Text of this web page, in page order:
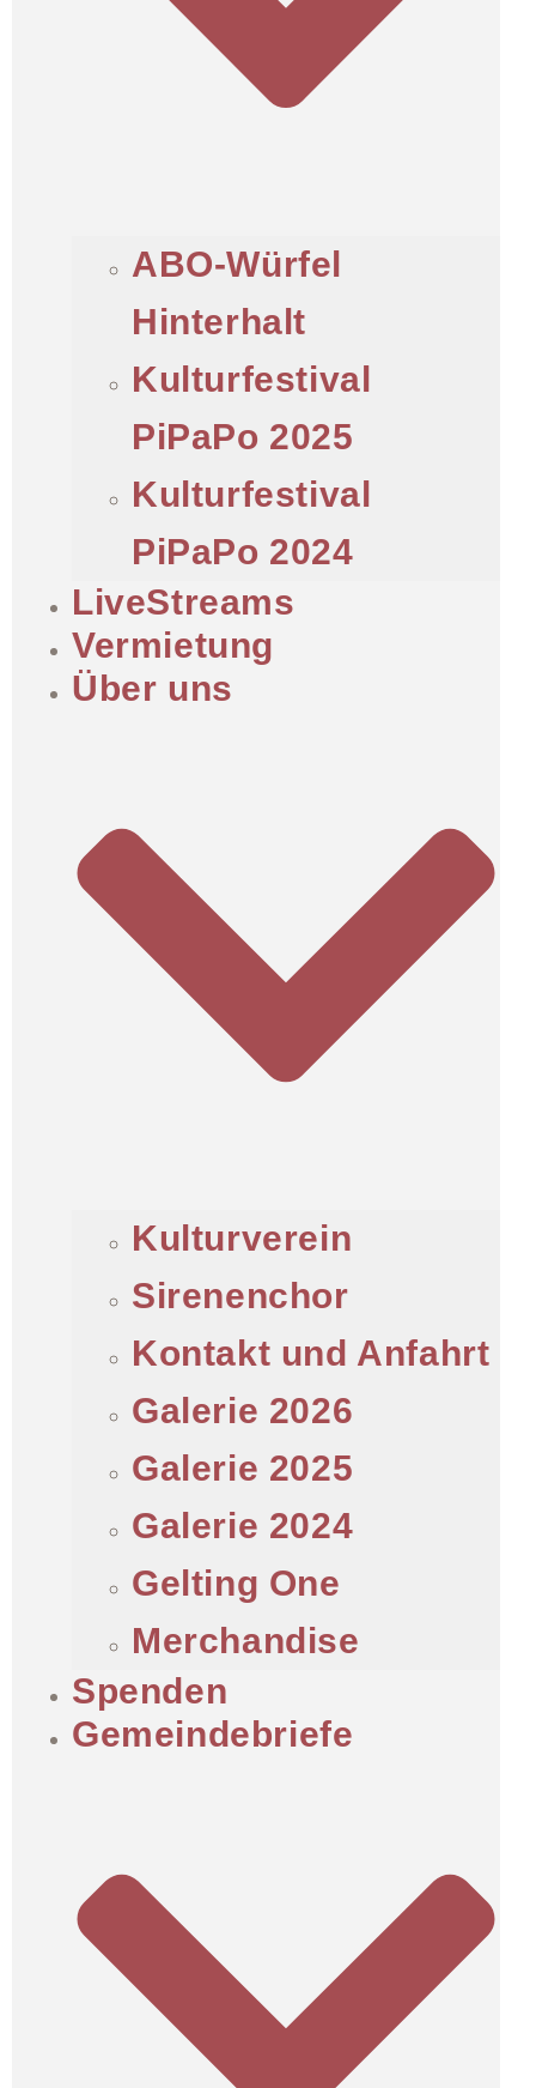
ABO-Würfel
Hinterhalt
Kulturfestival
PiPaPo 2025
Kulturfestival
PiPaPo 2024
LiveStreams
Vermietung
Über uns
Kulturverein
Sirenenchor
Kontakt und Anfahrt
Galerie 2026
Galerie 2025
Galerie 2024
Gelting One
Merchandise
Spenden
Gemeindebriefe